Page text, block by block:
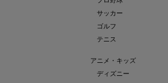
サッカー
ゴルフ
テニス
アニメ・キッズ
ディズニー